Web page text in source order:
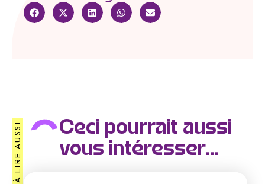
À LIRE AUSSI
Ceci pourrait aussi
vous intéresser...